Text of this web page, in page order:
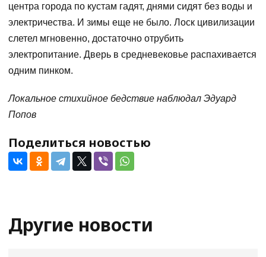
центра города по кустам гадят, днями сидят без воды и
электричества. И зимы еще не было. Лоск цивилизации
слетел мгновенно, достаточно отрубить
электропитание. Дверь в средневековье распахивается
одним пинком.
Локальное стихийное бедствие наблюдал Эдуард
Попов
Поделиться новостью
Другие новости